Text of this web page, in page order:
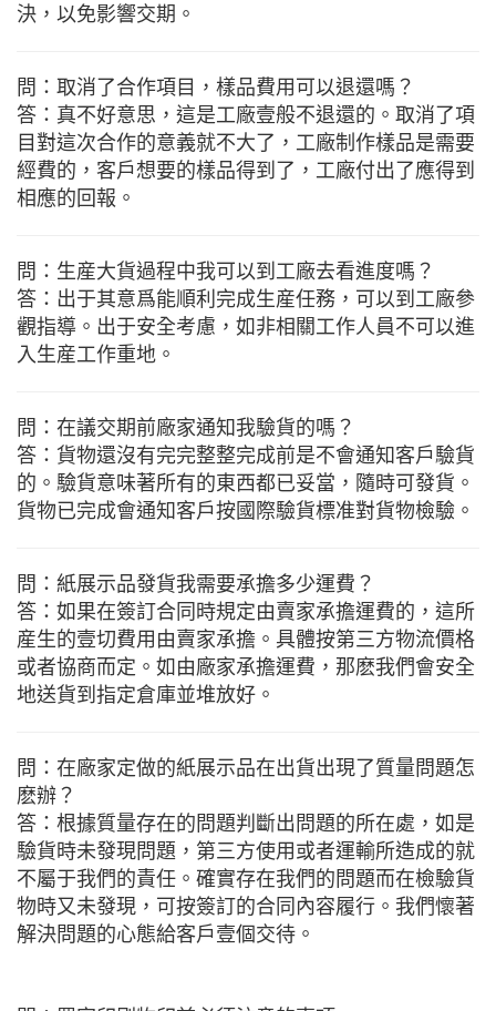
決，以免影響交期。
問：取消了合作項目，樣品費用可以退還嗎？
答：真不好意思，這是工廠壹般不退還的。取消了項
目對這次合作的意義就不大了，工廠制作樣品是需要
經費的，客戶想要的樣品得到了，工廠付出了應得到
相應的回報。
問：生産大貨過程中我可以到工廠去看進度嗎？
答：出于其意爲能順利完成生産任務，可以到工廠參
觀指導。出于安全考慮，如非相關工作人員不可以進
入生産工作重地。
問：在議交期前廠家通知我驗貨的嗎？
答：貨物還沒有完完整整完成前是不會通知客戶驗貨
的。驗貨意味著所有的東西都已妥當，隨時可發貨。
貨物已完成會通知客戶按國際驗貨標准對貨物檢驗。
問：紙展示品發貨我需要承擔多少運費？
答：如果在簽訂合同時規定由賣家承擔運費的，這所
産生的壹切費用由賣家承擔。具體按第三方物流價格
或者協商而定。如由廠家承擔運費，那麽我們會安全
地送貨到指定倉庫並堆放好。
問：在廠家定做的紙展示品在出貨出現了質量問題怎
麽辦？
答：根據質量存在的問題判斷出問題的所在處，如是
驗貨時未發現問題，第三方使用或者運輸所造成的就
不屬于我們的責任。確實存在我們的問題而在檢驗貨
物時又未發現，可按簽訂的合同內容履行。我們懷著
解決問題的心態給客戶壹個交待。